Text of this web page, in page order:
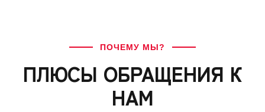
ПОЧЕМУ МЫ?
ПЛЮСЫ ОБРАЩЕНИЯ К
НАМ